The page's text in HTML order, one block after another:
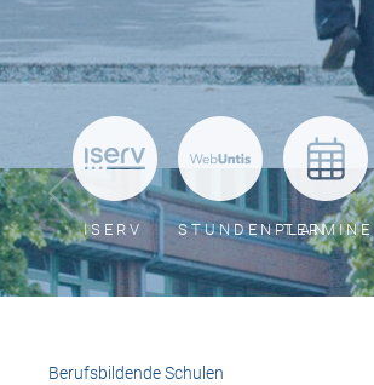
ISERV STUNDENPLANTERMINE
Berufsbildende Schulen